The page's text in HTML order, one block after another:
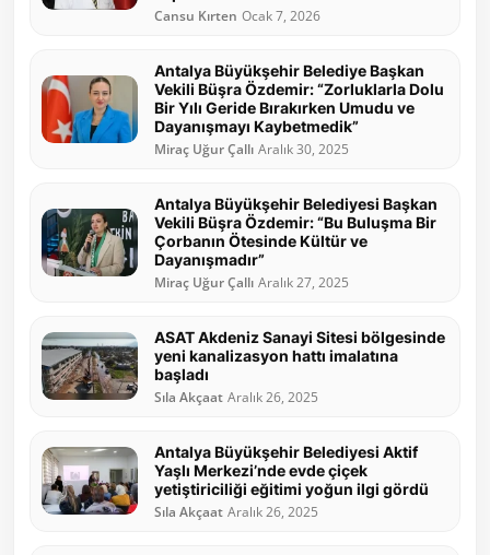
Cansu Kırten Ocak 7, 2026
Antalya Büyükşehir Belediye Başkan
Vekili Büşra Özdemir: “Zorluklarla Dolu
Bir Yılı Geride Bırakırken Umudu ve
Dayanışmayı Kaybetmedik”
Miraç Uğur Çallı Aralık 30, 2025
Antalya Büyükşehir Belediyesi Başkan
Vekili Büşra Özdemir: “Bu Buluşma Bir
Çorbanın Ötesinde Kültür ve
Dayanışmadır”
Miraç Uğur Çallı Aralık 27, 2025
ASAT Akdeniz Sanayi Sitesi bölgesinde
yeni kanalizasyon hattı imalatına
başladı
Sıla Akçaat Aralık 26, 2025
Antalya Büyükşehir Belediyesi Aktif
Yaşlı Merkezi’nde evde çiçek
yetiştiriciliği eğitimi yoğun ilgi gördü
Sıla Akçaat Aralık 26, 2025